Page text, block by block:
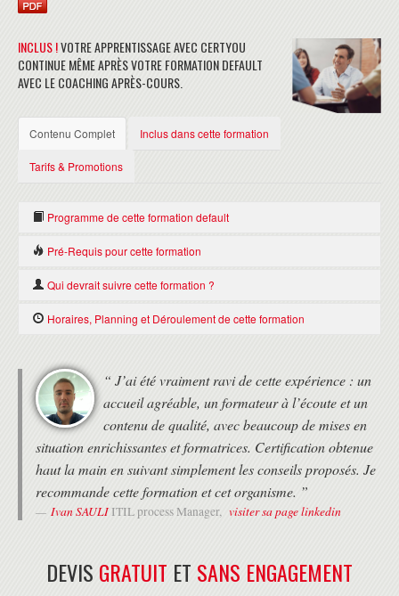
INCLUS !VOTRE APPRENTISSAGE AVEC CERTYOU
CONTINUE MÊME APRÈS VOTRE FORMATION DEFAULT
AVEC LE COACHING APRÈS-COURS.
Contenu Complet Inclus dans cette formation
Tarifs & Promotions
Programme de cette formation default
Nous consulter
Pré-Requis pour cette formation
Il n'y a pas de Pré-requis pour suivre cette formation default.
Qui devrait suivre cette formation ?
Toute personne désireuse de réussir la certification default
Horaires, Planning et Déroulement de cette formation
HORAIRES
• Formation de 9h30 à 17h30 le premier jour, puis de 9h à 17h.
• Deux pauses de 15 minutes le matin et l'après-midi.
• 1 heure de pause déjeuner
MODALITÉS
• Formation avec un Expert Formateur (pas de vidéos pré-
enregistrées).
• Formation organisée au choix du stagiaire :
- en Alternance, c'est à dire à la carte entre le présentiel et le
“ J’ai été vraiment ravi de cette expérience : un
accueil agréable, un formateur à l’écoute et un
contenu de qualité, avec beaucoup de mises en
situation enrichissantes et formatrices. Certification obtenue
haut la main en suivant simplement les conseils proposés. Je
recommande cette formation et cet organisme. ”
Ivan SAULI ITIL process Manager, visiter sa page linkedin
DEVIS GRATUIT ET SANS ENGAGEMENT